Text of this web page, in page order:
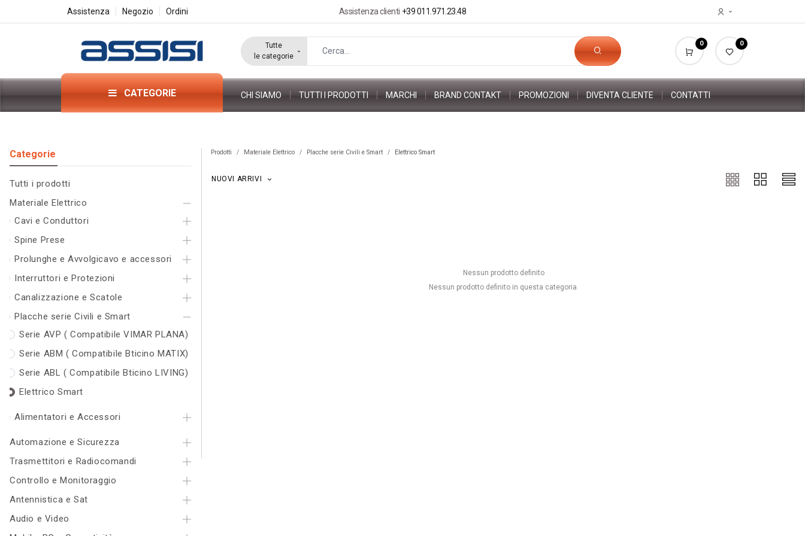
Assistenza Negozio Ordini Assistenza clienti +39 011.971.23.48
Tutte
le categorie
0 0
CATEGORIE CHI SIAMO TUTTI I PRODOTTI MARCHI BRAND CONTAKT PROMOZIONI DIVENTA CLIENTE CONTATTI
Categorie​
Tutti i prodotti
Materiale Elettrico
Cavi e Conduttori
Spine Prese
Prolunghe e Avvolgicavo e accessori
Interruttori e Protezioni
Canalizzazione e Scatole
Placche serie Civili e Smart
Serie AVP ( Compatibile VIMAR PLANA)
Serie ABM ( Compatibile Bticino MATIX)
Serie ABL ( Compatibile Bticino LIVING)
Elettrico Smart
Alimentatori e Accessori
Automazione e Sicurezza
Trasmettitori e Radiocomandi
Controllo e Monitoraggio
Antennistica e Sat
Audio e Video
Prodotti Materiale Elettrico Placche serie Civili e Smart Elettrico Smart
NUOVI ARRIVI
Nessun prodotto definito
Nessun prodotto definito in questa categoria.